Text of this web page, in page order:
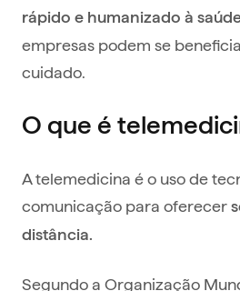
rápido e humanizado à
empresas podem se
cuidado.
O que é
A telemedicina é o uso de
comunicação para oferecer
distância.
Segundo a Organização